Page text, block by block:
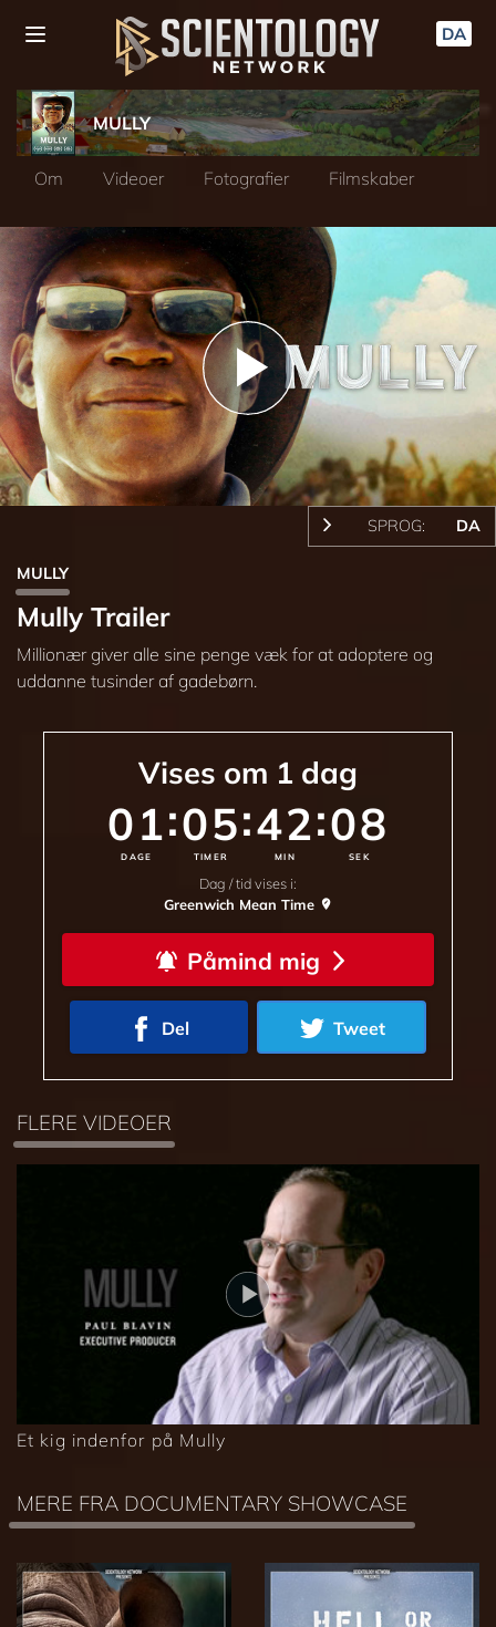
DA
MULLY
Om Videoer Fotografier Filmskaber
Play
Video
SPROG: DA
MULLY
Mully Trailer
Millionær giver alle sine penge væk for at adoptere og
uddanne tusinder af gadebørn.
Vises om 1 dag
01
DAGE
:05
TIMER
:42
MIN
:05
SEK
Dag / tid vises i:
Greenwich Mean Time
Påmind mig
Del Tweet
FLERE VIDEOER
Et kig indenfor på Mully
MERE FRA DOCUMENTARY SHOWCASE